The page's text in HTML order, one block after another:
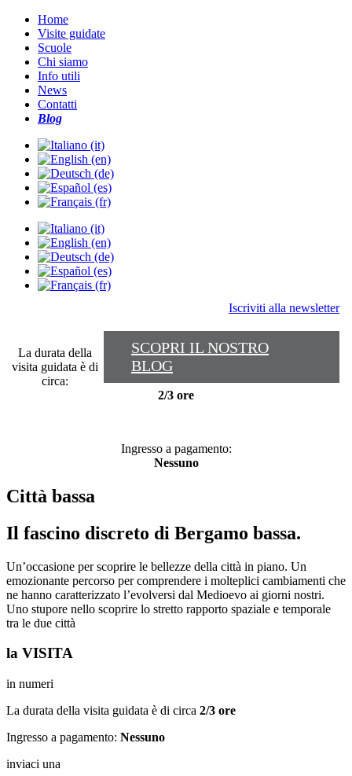
Home
Visite guidate
Scuole
Chi siamo
Info utili
News
Contatti
Blog
Iscriviti alla newsletter
SCOPRI IL NOSTRO
BLOG
La durata della
visita guidata è di
circa:
2/3 ore
Ingresso a pagamento:
Nessuno
Città bassa
Il fascino discreto di Bergamo bassa.
Un’occasione per scoprire le bellezze della città in piano. Un
emozionante percorso per comprendere i molteplici cambiamenti che
ne hanno caratterizzato l’evolversi dal Medioevo ai giorni nostri.
Uno stupore nello scoprire lo stretto rapporto spaziale e temporale
tra le due città
la VISITA
in numeri
La durata della visita guidata è di circa 2/3 ore
Ingresso a pagamento: Nessuno
inviaci una